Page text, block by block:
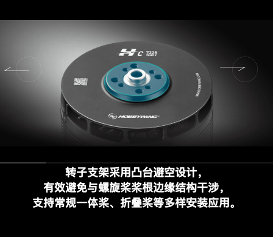
转子支架采用凸台避空设计，
有效避免与螺旋桨桨根边缘结构干涉，
支持常规一体桨、折叠桨等多样安装应用。